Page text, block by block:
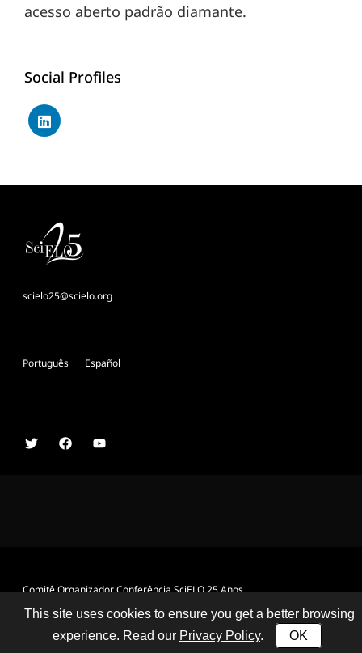
acesso aberto padrão diamante.
Social Profiles
scielo25@scielo.org
Português Español
Comitê Organizador Conferência SciELO 25 Anos
This site uses cookies to ensure you get a better browsing
experience. Read our Privacy Policy. OK